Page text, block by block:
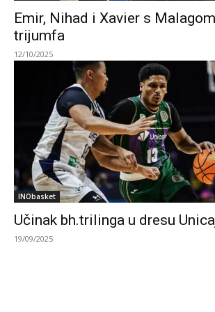
Emir, Nihad i Xavier s
trijumfa
12/10/2025
INObasket
Učinak bh.trilinga u dresu
19/09/2025